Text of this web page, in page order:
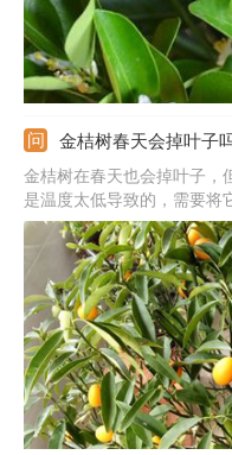
金桔树春天会掉叶子
金桔树在春天也会掉叶子，
是温度太低导致的，需要将
的，需要将积水排出，把它
果是养分不足导致的，需要
是土质碱性化导致的，需